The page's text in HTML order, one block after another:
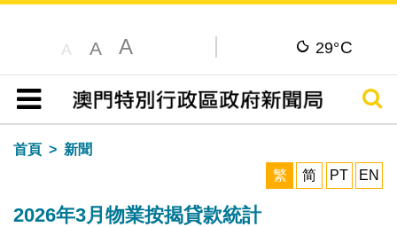
A A A 29°C
目錄
搜尋
首頁
新聞
繁
简 PT EN
2026年3月物業按揭貸款統計